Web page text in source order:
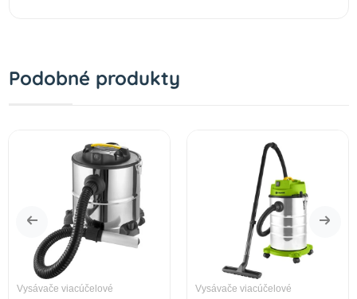
Podobné produkty
Vysávače viacúčelové Vysávače viacúčelové